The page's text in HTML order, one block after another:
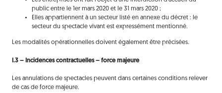
public entre le 1er mars 2020 et le 31 mars 2020 ;
Elles appartiennent à un secteur listé en annexe du décret : le
secteur du spectacle vivant est expressément mentionné.
Les modalités opérationnelles doivent également être précisées.
I.3 – Incidences contractuelles – force majeure
Les annulations de spectacles peuvent dans certaines conditions relever
de cas de force majeure.